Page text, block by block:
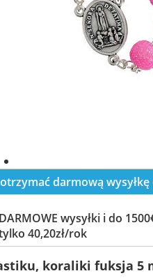
darmową
DARMOWE wysyłki i do
40,20zł/rok
koraliki fuksja 5